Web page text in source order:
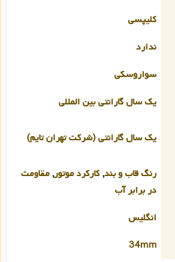
کلیپسی
ندارد
سواروسکی
یک سال گارانتی بین المللی
یک سال گارانتی (شرکت تهران تایم)
رنگ قاب و بند, کارکرد موتور, مقاومت
در برابر آب
انگلیس
34mm